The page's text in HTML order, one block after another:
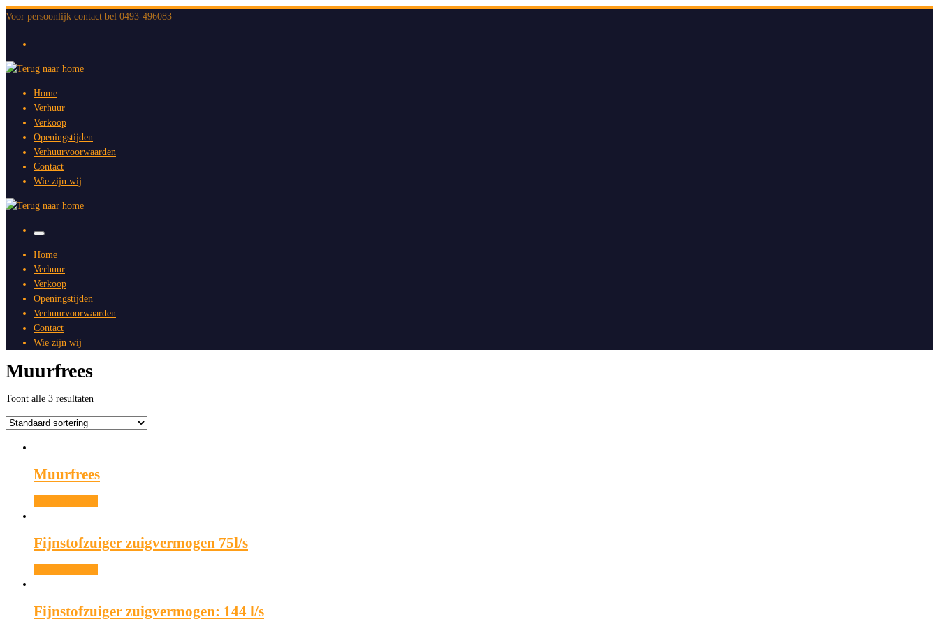
Ga
inhoud
Voor persoonlijk contact bel 0493-496083
Home
Verhuur
Verkoop
Openingstijden
Verhuurvoorwaarden
Contact
Wie zijn wij
Menu
Home
Verhuur
Verkoop
Openingstijden
Verhuurvoorwaarden
Contact
Wie zijn wij
Muurfrees
Toont alle 3 resultaten
Muurfrees
Fijnstofzuiger zuigvermogen 75l/s
Fijnstofzuiger zuigvermogen: 144 l/s